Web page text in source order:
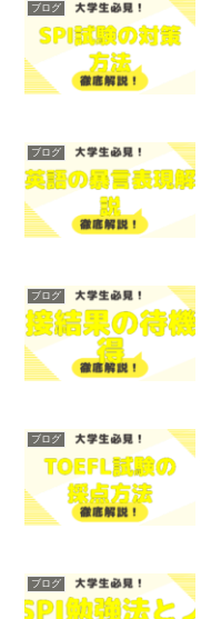
ブログ
ブログ
ブログ
ブログ
ブログ